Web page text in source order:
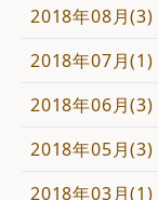
2018年08月(3)
2018年07月(1)
2018年06月(3)
2018年05月(3)
2018年03月(1)